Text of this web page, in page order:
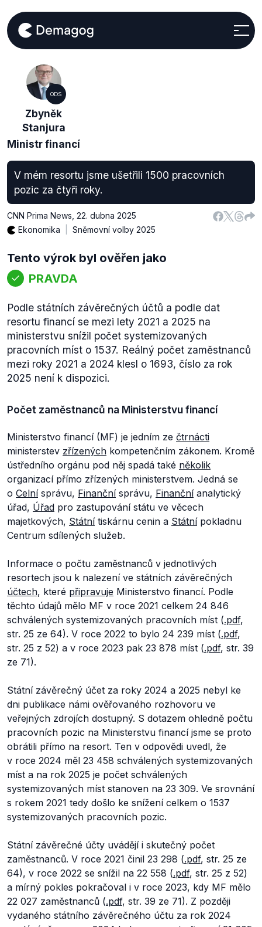
ODS
Zbyněk
Stanjura
Ministr financí
V mém resortu jsme ušetřili 1500 pracovních
pozic za čtyři roky.
CNN Prima News 22. dubna 2025
Ekonomika
Sněmovní volby 2025
Tento výrok byl ověřen jako
PRAVDA
Podle státních závěrečných účtů a podle dat
resortu financí se mezi lety 2021 a 2025 na
ministerstvu snížil počet systemizovaných
pracovních míst o 1537. Reálný počet zaměstnanců
mezi roky 2021 a 2024 klesl o 1693, číslo za rok
2025 není k dispozici.
Počet zaměstnanců na Ministerstvu financí
Ministerstvo financí (MF) je jedním ze čtrnácti
ministerstev zřízených kompetenčním zákonem. Kromě
ústředního orgánu pod něj spadá také několik
organizací přímo zřízených ministerstvem. Jedná se
o Celnísprávu, Finančnísprávu, Finančníanalytický
úřad, Úřad pro zastupování státu ve věcech
majetkových, Státnítiskárnu cenin a Státnípokladnu
Centrum sdílených služeb.
Informace o počtu zaměstnanců v jednotlivých
resortech jsou k nalezení ve státních závěrečných
účtech, které připravuje Ministerstvo financí. Podle
těchto údajů mělo MF v roce 2021 celkem 24 846
schválených systemizovaných pracovních míst (.pdf,
str. 25 ze 64). V roce 2022 to bylo 24 239 míst (.pdf,
str. 25 z 52) a v roce 2023 pak 23 878 míst (.pdf, str. 39
ze 71).
Státní závěrečný účet za roky 2024 a 2025 nebyl ke
dni publikace námi ověřovaného rozhovoru ve
veřejných zdrojích dostupný. S dotazem ohledně počtu
pracovních pozic na Ministerstvu financí jsme se proto
obrátili přímo na resort. Ten v odpovědi uvedl, že
v roce 2024 měl 23 458 schválených systemizovaných
míst a na rok 2025 je počet schválených
systemizovaných míst stanoven na 23 309. Ve srovnání
s rokem 2021 tedy došlo ke snížení celkem o 1537
systemizovaných pracovních pozic.
Státní závěrečné účty uvádějí i skutečný počet
zaměstnanců. V roce 2021 činil 23 298 (.pdf, str. 25 ze
64), v roce 2022 se snížil na 22 558 (.pdf, str. 25 z 52)
a mírný pokles pokračoval i v roce 2023, kdy MF mělo
22 027 zaměstnanců (.pdf, str. 39 ze 71). Z později
vydaného státního závěrečného účtu za rok 2024